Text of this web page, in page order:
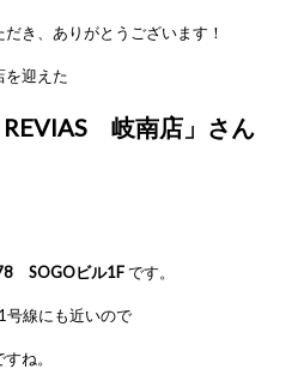
き、ありがとうございます！
を迎えた
岐南店」さん
SOGOビル1Fです。
号線にも近いので
ね。